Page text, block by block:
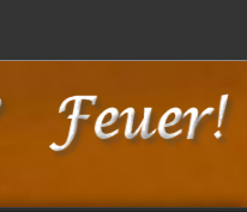
Fernseher größer